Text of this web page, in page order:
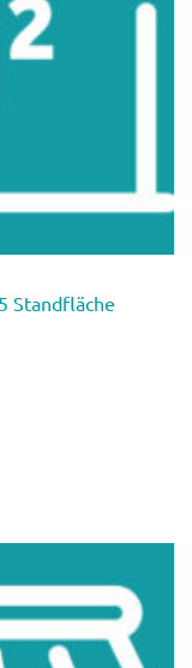
Standfläche